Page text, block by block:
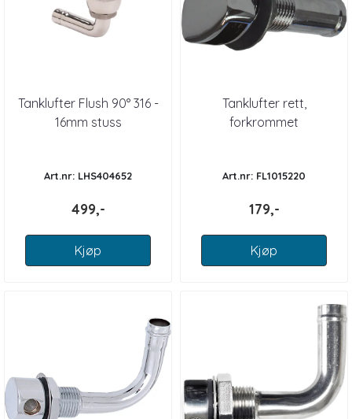
Tanklufter Flush 90° 316 -
16mm stuss
Art.nr: LHS404652
499,-
Kjøp
Tanklufter rett,
forkrommet
Art.nr: FL1015220
179,-
Kjøp